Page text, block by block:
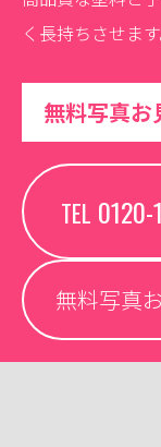
く長持ちさせます
無料写真お
TEL 0120-
無料写真